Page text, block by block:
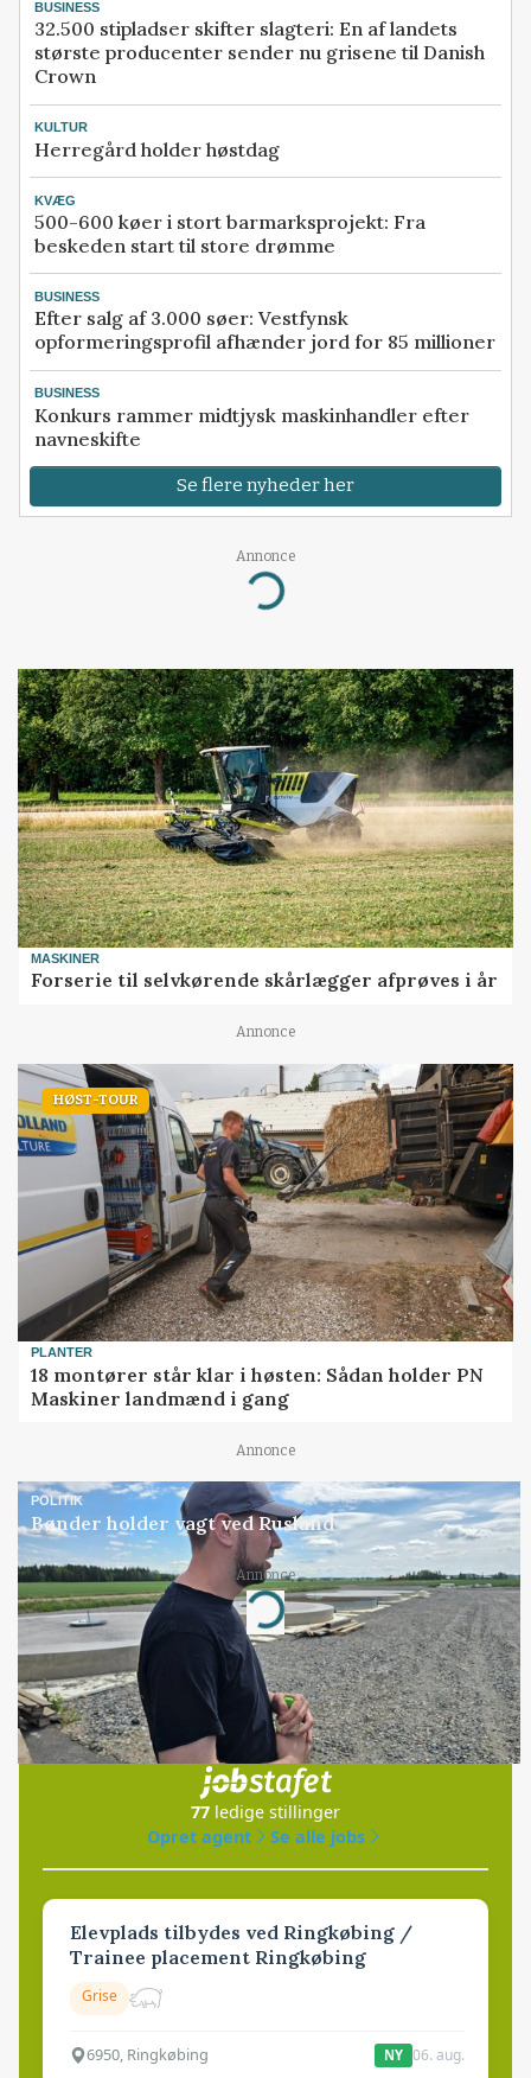
BUSINESS
32.500 stipladser skifter slagteri: En af landets
største producenter sender nu grisene til Danish
Crown
KULTUR
Herregård holder høstdag
KVÆG
500-600 køer i stort barmarksprojekt: Fra
beskeden start til store drømme
BUSINESS
Efter salg af 3.000 søer: Vestfynsk
opformeringsprofil afhænder jord for 85 millioner
BUSINESS
Konkurs rammer midtjysk maskinhandler efter
navneskifte
Se flere nyheder her
Annonce
Loading...
MASKINER
Forserie til selvkørende skårlægger afprøves i år
Annonce
HØST-TOUR
PLANTER
18 montører står klar i høsten: Sådan holder PN
Maskiner landmænd i gang
Annonce
POLITIK
Bønder holder vagt ved Rusland
Annonce
Loading...
Jobs
i samarbejde med
77 ledige stillinger
Opret agent
Se alle jobs
Elevplads tilbydes ved Ringkøbing /
Trainee placement Ringkøbing
Grise
6950, Ringkøbing NY 06. aug.